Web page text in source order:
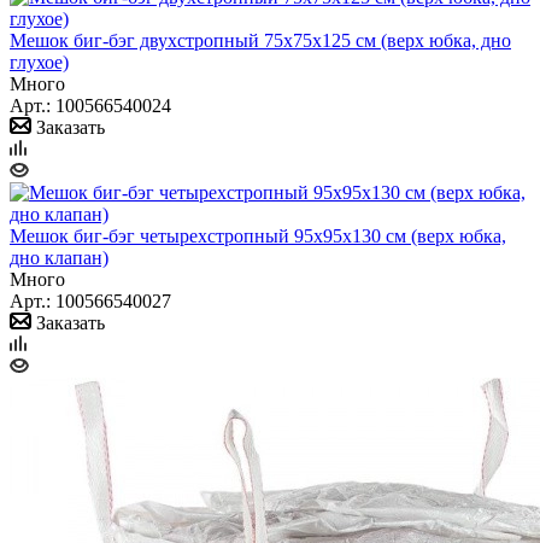
Мешок биг-бэг двухстропный 75x75x125 см (верх юбка, дно
глухое)
Много
Арт.: 100566540024
Заказать
Мешок биг-бэг четырехстропный 95х95х130 см (верх юбка,
дно клапан)
Много
Арт.: 100566540027
Заказать